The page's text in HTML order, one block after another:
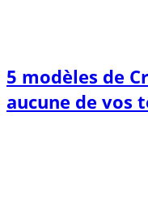
5 modèles de
aucune de vos